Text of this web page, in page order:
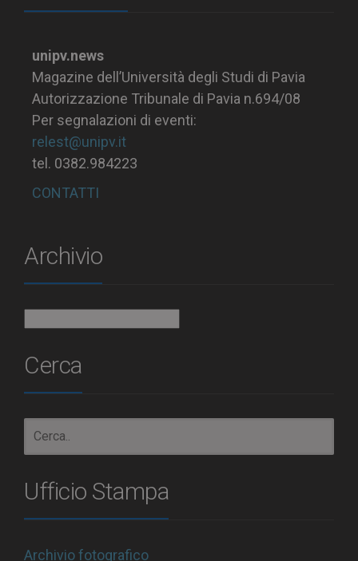
unipv.news
Magazine dell’Università degli Studi di Pavia
Autorizzazione Tribunale di Pavia n.694/08
Per segnalazioni di eventi:
relest@unipv.it
tel. 0382.984223
CONTATTI
Archivio
Cerca
Ufficio Stampa
Archivio fotografico